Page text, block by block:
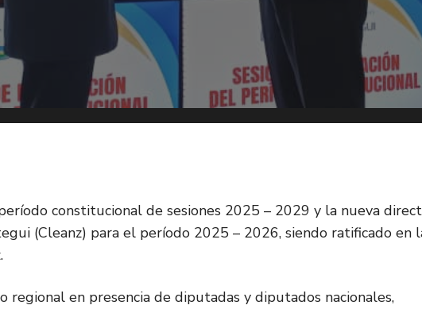
constitucional de sesiones 2025 – 2029 y la nueva
(Cleanz) para el período 2025 – 2026, siendo ratificado en
regional en presencia de diputadas y diputados nacionales,